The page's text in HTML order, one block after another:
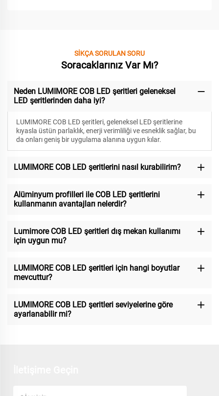
SİKÇA SORULAN SORU
Soracaklarınız Var Mı?
Neden LUMIMORE COB LED şeritleri geleneksel
LED şeritlerinden daha iyi?
LUMIMORE COB LED şeritleri, geleneksel LED şeritlerine
kıyasla üstün parlaklık, enerji verimliliği ve esneklik sağlar, bu
da onları geniş bir uygulama alanına uygun kılar.
LUMIMORE COB LED şeritlerini nasıl kurabilirim?
Alüminyum profilleri ile COB LED şeritlerini
kullanmanın avantajları nelerdir?
Lumimore COB LED şeritleri dış mekan kullanımı
için uygun mu?
LUMIMORE COB LED şeritleri için hangi boyutlar
mevcuttur?
LUMIMORE COB LED şeritleri seviyelerine göre
ayarlanabilir mi?